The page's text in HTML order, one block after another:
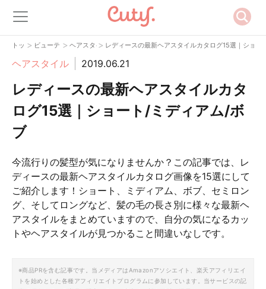
トップ
> ビューティー
> ヘアスタイル
> レディースの最新ヘアスタイルカタログ15選｜ショー
ヘアスタイル 2019.06.21
レディースの最新ヘアスタイルカタ
ログ15選｜ショート/ミディアム/ボ
ブ
今流行りの髪型が気になりませんか？この記事では、レ
ディースの最新ヘアスタイルカタログ画像を15選にして
ご紹介します！ショート、ミディアム、ボブ、セミロン
グ、そしてロングなど、髪の毛の長さ別に様々な最新ヘ
アスタイルをまとめていますので、自分の気になるカッ
トやヘアスタイルが見つかること間違いなしです。
※商品PRを含む記事です。当メディアはAmazonアソシエイト、楽天アフィリエイ
トを始めとした各種アフィリエイトプログラムに参加しています。当サービスの記